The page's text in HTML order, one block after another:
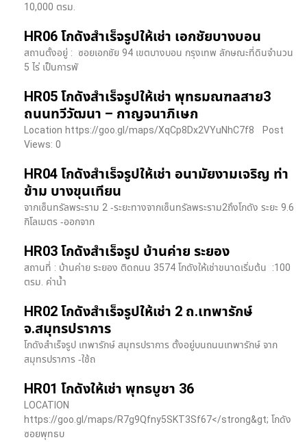
10,000 ตรม.
HR06 โกดังสำเร็จรูปให้เช่า เอกชัยบางบอน
สถานตั้งอยู่ : ซอยเอกชัย 94 เขตบางบอน กรุงเทพ ลักษณะที่ดินจำนวน
5 ไร่ เป็นการพั
HR05 โกดังสำเร็จรูปให้เช่า พุทธมณฑลสาย3
ถนนทวีวัฒนา – กาญจนาภิเษก
Location https://goo.gl/maps/XqCp8Dx2VYuNhC7f8 Post
Views: 0
HR04 โกดังสำเร็จรูปให้เช่า อนามัยงามเจริญ ท่า
ข้าม บางขุนเทียน
จากเซ็นทรัลพระราม 2 -ระยะทางจากเซ็นทรัลพระราม2ถึงโกดัง ระยะ 9.6
กิโลเมตร -ออกจาก
HR03 โกดังสำเร็จรูป บ้านค่าย ระยอง
สถานที่ : บ้านค่าย ระยอง ติดถนน 3574 โกดังให้เช่าขนาดเริ่มต้น :100
ตรม. ค่าน้ำ
HR02 โกดังสำเร็จรูปให้เช่า 2 ถ.เทพารักษ์
จ.สมุทรปราการ
โกดังสำเร็จรูป เทพารักษ์ สมุทรปราการ ตั้งอยู่บนถนนเทพารักษ์ จาก
สมุทรปราการ -ใช้ถ
HR01 โกดังให้เช่า พุทธบูชา 36
LOCATION
https://goo.gl/maps/R7g9Qfny5SKT3Sf67</strong&gt; โกดัง
ซอยพุทธบ